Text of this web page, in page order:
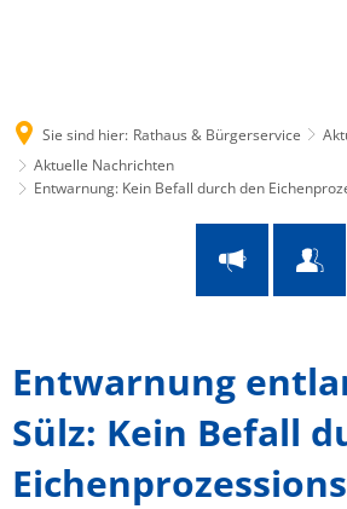
Sie sind hier: Rathaus & Bürgerservice
Aktuelle Nachrichten
Entwarnung: Kein Befall durch den
Entwarnung
Sülz: Kein Befall